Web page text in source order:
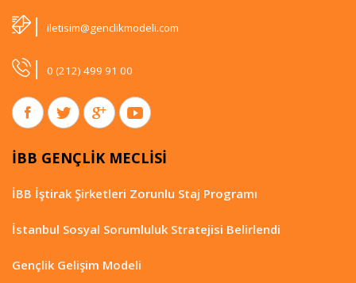
| iletisim@genclikmodeli.com
| 0 (212) 499 91 00
İBB GENÇLİK MECLİSİ
İBB İştirak Şirketleri Zorunlu Staj Programı
İstanbul Sosyal Sorumluluk Stratejisi Belirlendi
Gençlik Gelişim Modeli